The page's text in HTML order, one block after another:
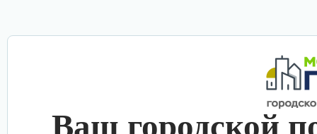
Ваш городской